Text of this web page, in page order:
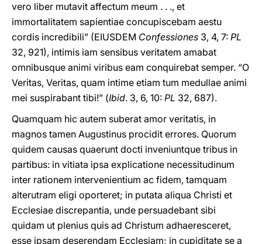
vero liber mutavit affectum meum . . ., et
immortalitatem sapientiae concupiscebam aestu
cordis incredibili” (EIUSDEM Confessiones 3, 4, 7: PL
32, 921), intimis iam sensibus veritatem amabat
omnibusque animi viribus eam conquirebat semper. “O
Veritas, Veritas, quam intime etiam tum medullae animi
mei suspirabant tibi!” (Ibid. 3, 6, 10: PL 32, 687).
Quamquam hic autem suberat amor veritatis, in
magnos tamen Augustinus procidit errores. Quorum
quidem causas quaerunt docti inveniuntque tribus in
partibus: in vitiata ipsa explicatione necessitudinum
inter rationem intervenientium ac fidem, tamquam
alterutram eligi oporteret; in putata aliqua Christi et
Ecclesiae discrepantia, unde persuadebant sibi
quidam ut plenius quis ad Christum adhaeresceret,
esse ipsam deserendam Ecclesiam; in cupiditate se a